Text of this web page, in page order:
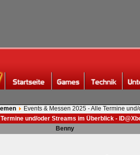
Events & Messen 2025 - Alle Termine
und/oder Streams im Überblick -
Benny